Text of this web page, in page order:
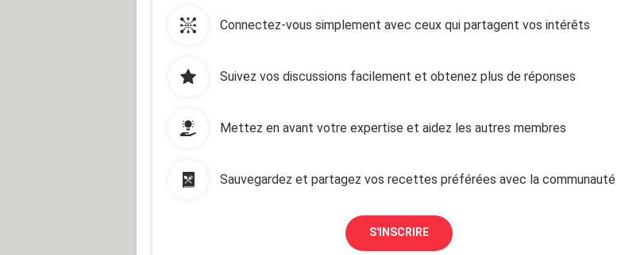
Connectez-vous simplement avec ceux qui partagent vos intérêts
Suivez vos discussions facilement et obtenez plus de réponses
Mettez en avant votre expertise et aidez les autres membres
Sauvegardez et partagez vos recettes préférées avec la communauté
S'INSCRIRE